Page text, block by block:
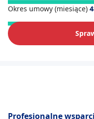
Okres umowy (miesiące)
Profesjonalne